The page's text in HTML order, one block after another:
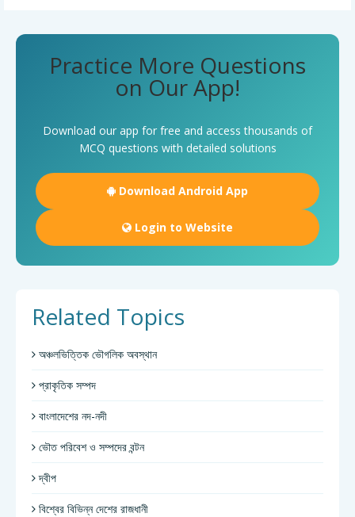
Practice More Questions
on Our App!
Download our app for free and access thousands of
MCQ questions with detailed solutions
Download Android App
Login to Website
Related Topics
অঞ্চলভিত্তিক ভৌগলিক অবস্থান
প্রাকৃতিক সম্পদ
বাংলাদেশের নদ-নদী
ভৌত পরিবেশ ও সম্পদের বন্টন
দ্বীপ
বিশ্বের বিভিন্ন দেশের রাজধানী